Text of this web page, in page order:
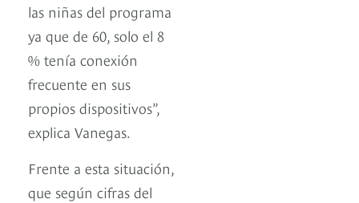
las niñas del programa
ya que de 60, solo el 8
% tenía conexión
frecuente en sus
propios dispositivos”,
explica Vanegas.
Frente a esta situación,
que según cifras del